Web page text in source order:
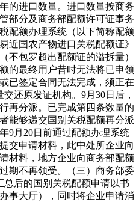
的进口数量。进口数量按商务
部分及商务部配额许可证事务
配额办理系统（以下简称配额
近国农产物进口关税配额证》
不包罗超出配额证的溢拆量）
的最终用户昔时无法将已申领
已签定合同无法完成，须正在
还原发证机构。9月30日后，
再分派。已完成第四条数量的
能够递交国别关税配额再分派
9月20日前通过配额办理系统
交申请材料，此中处所企业向
材料，地方企业向商务部配额
期不再领受。（三）商务部委
总后的国别关税配额申请以书
事大厅），同时将企业申请消